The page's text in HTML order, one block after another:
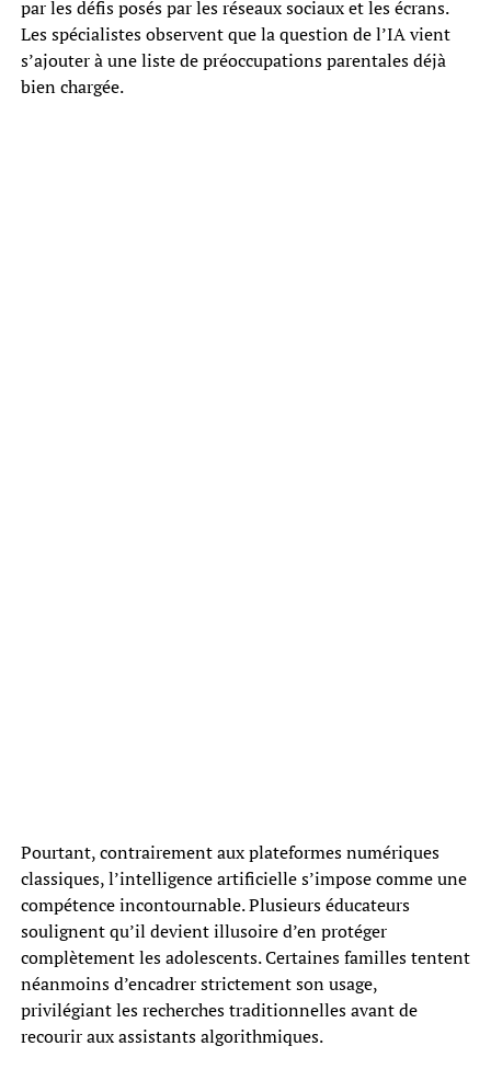
par les défis posés par les réseaux sociaux et les écrans.
Les spécialistes observent que la question de l’IA vient
s’ajouter à une liste de préoccupations parentales déjà
bien chargée.
Pourtant, contrairement aux plateformes numériques
classiques, l’intelligence artificielle s’impose comme une
compétence incontournable. Plusieurs éducateurs
soulignent qu’il devient illusoire d’en protéger
complètement les adolescents. Certaines familles tentent
néanmoins d’encadrer strictement son usage,
privilégiant les recherches traditionnelles avant de
recourir aux assistants algorithmiques.